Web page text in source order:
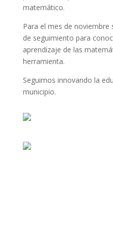
matemático.
Para el mes de noviembre
de seguimiento para
aprendizaje de las
herramienta.
Seguimos innovando la
municipio.